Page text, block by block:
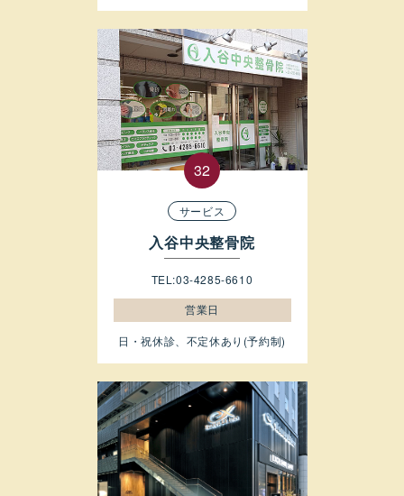
サービス
入谷中央整骨院
TEL:03-4285-6610
営業日
日・祝休診、不定休あり(予約制)